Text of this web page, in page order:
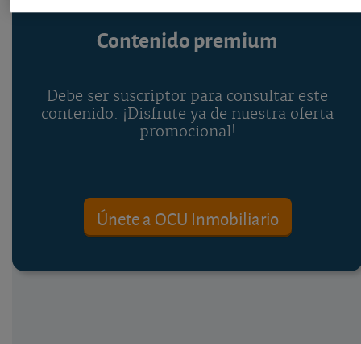
Contenido premium
Debe ser suscriptor para consultar este
contenido. ¡Disfrute ya de nuestra oferta
promocional!
Únete a OCU Inmobiliario